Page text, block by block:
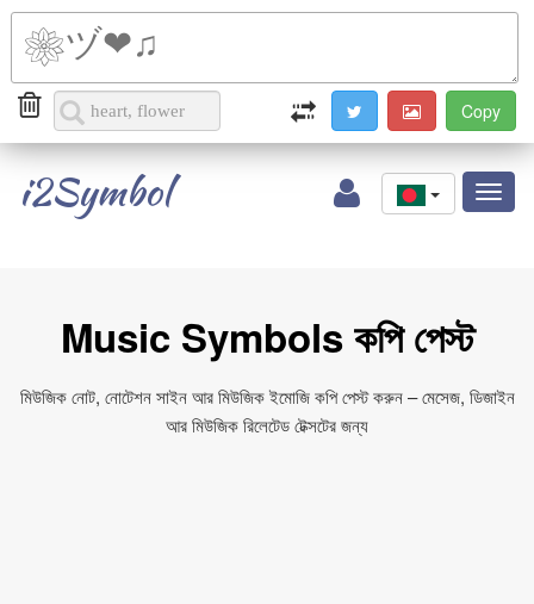
i2Symbol
Music Symbols কপি পেস্ট
মিউজিক নোট, নোটেশন সাইন আর মিউজিক ইমোজি কপি পেস্ট করুন – মেসেজ, ডিজাইন
আর মিউজিক রিলেটেড টেক্সটের জন্য